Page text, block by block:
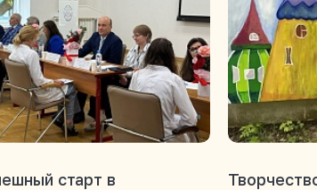
старт в